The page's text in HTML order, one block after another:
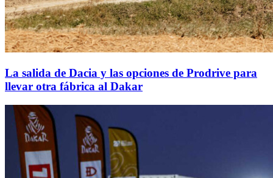
La salida de Dacia y las opciones de Prodrive para
llevar otra fábrica al Dakar